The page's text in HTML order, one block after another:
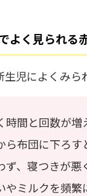
よく見られる
児によくみら
時間と回数が増
ら布団に下ろす
ず、寝つきが悪
やミルクを頻繁